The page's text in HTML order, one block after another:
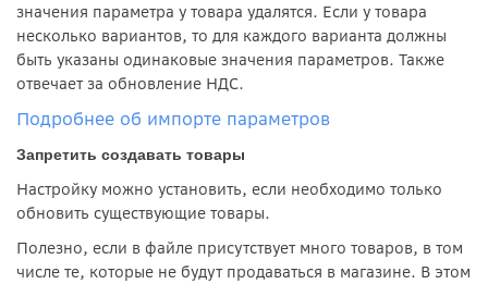
значения параметра у товара удалятся. Если у товара
несколько вариантов, то для каждого варианта должны
быть указаны одинаковые значения параметров. Также
отвечает за обновление НДС.
Подробнее об импорте параметров
Запретить создавать товары
Настройку можно установить, если необходимо только
обновить существующие товары.
Полезно, если в файле присутствует много товаров, в том
числе те, которые не будут продаваться в магазине. В этом